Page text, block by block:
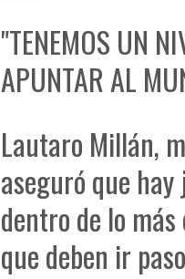
"TENEMOS UN
APUNTAR AL
Lautaro Millán,
aseguró que
dentro de lo
que deben ir